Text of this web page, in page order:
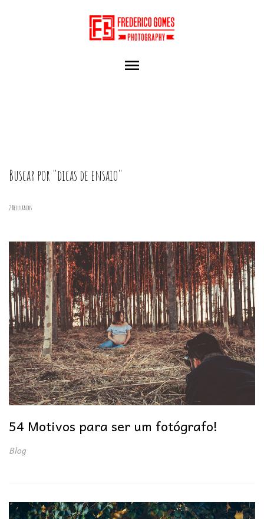
menu
Buscar por "dicas de ensaio"
2 Resultados
54 Motivos para ser um fotógrafo!
Blog